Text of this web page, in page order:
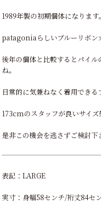
1989年製の初期個体になります。
patagoniaらしいブルーリボン
後年の個体と比較するとパイ
ね。
日常的に気兼ねなく着用できる
173cmのスタッフが良いサイズ
是非この機会を逃さずご検討下
表記：LARGE
実寸：身幅58センチ/裄丈84セ